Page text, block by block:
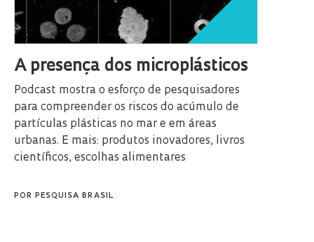
A presença dos microplásticos
Podcast mostra o esforço de pesquisadores
para compreender os riscos do acúmulo de
partículas plásticas no mar e em áreas
urbanas. E mais: produtos inovadores, livros
científicos, escolhas alimentares
POR PESQUISA BRASIL